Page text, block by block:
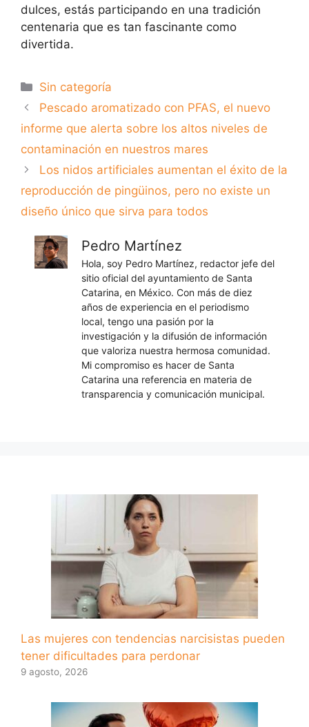
dulces, estás participando en una tradición
centenaria que es tan fascinante como
divertida.
Categorías
Sin categoría
Pescado aromatizado con PFAS, el nuevo
informe que alerta sobre los altos niveles de
contaminación en nuestros mares
Los nidos artificiales aumentan el éxito de la
reproducción de pingüinos, pero no existe un
diseño único que sirva para todos
Pedro Martínez
Hola, soy Pedro Martínez, redactor jefe del
sitio oficial del ayuntamiento de Santa
Catarina, en México. Con más de diez
años de experiencia en el periodismo
local, tengo una pasión por la
investigación y la difusión de información
que valoriza nuestra hermosa comunidad.
Mi compromiso es hacer de Santa
Catarina una referencia en materia de
transparencia y comunicación municipal.
Las mujeres con tendencias narcisistas pueden
tener dificultades para perdonar
9 agosto, 2026